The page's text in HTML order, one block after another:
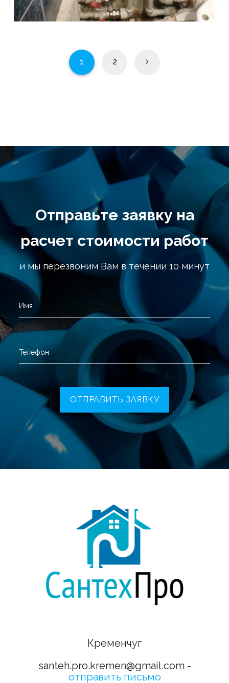
1 2
Отправьте заявку на
расчет стоимости работ
и мы перезвоним Вам в течении 10 минут
Имя
Телефон
ОТПРАВИТЬ ЗАЯВКУ
Кременчуг
santeh.pro.kremen@gmail.com -
отправить письмо